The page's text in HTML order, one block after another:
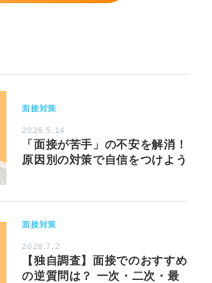
面接対策
2026.5.14
「面接が苦手」の不安を解消！
原因別の対策で自信をつけよう
面接対策
2026.7.2
【独自調査】面接でのおすすめ
の逆質問は？ 一次・二次・最